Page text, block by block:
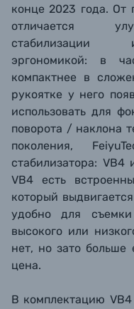
конце 2023 года.
отличается
стабилизации
эргономикой: в
компактнее в
рукоятке у него
использовать для
поворота / наклона
поколения,
стабилизатора: VB4
VB4 есть
который
удобно для
высокого или
нет, но зато больше
цена.
В комплектацию